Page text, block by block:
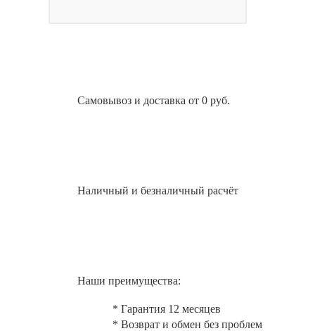
Самовывоз и доставка от 0 руб.
Наличный и безналичный расчёт
Наши преимущества:
* Гарантия 12 месяцев
* Возврат и обмен без проблем